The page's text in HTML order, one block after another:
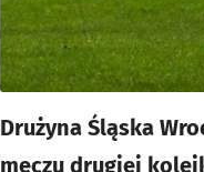
Drużyna Śląska
meczu drugiej